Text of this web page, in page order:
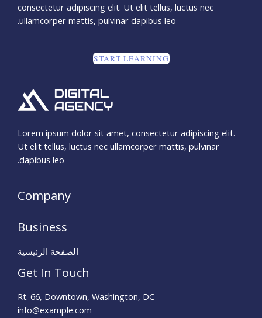
consectetur adipiscing elit. Ut elit tellus, luctus nec
ullamcorper mattis, pulvinar dapibus leo.​
START LEARNING
Lorem ipsum dolor sit amet, consectetur adipiscing elit.
Ut elit tellus, luctus nec ullamcorper mattis, pulvinar
dapibus leo.
Company
Business
الصفحة الرئيسية
Get In Touch
Rt. 66, Downtown, Washington, DC
info@example.com​